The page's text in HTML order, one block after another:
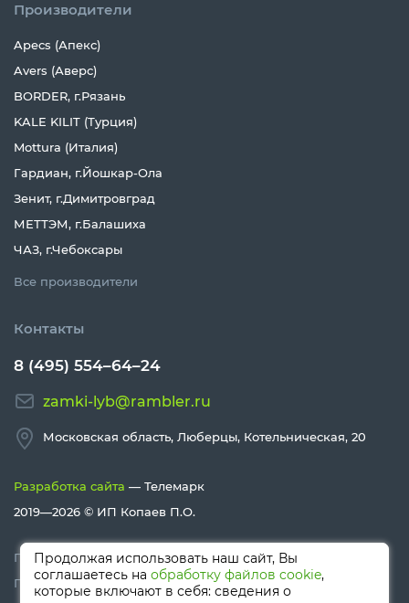
Производители
Apecs (Апекс)
Avers (Аверс)
BORDER, г.Рязань
KALE KILIT (Турция)
Mottura (Италия)
Гардиан, г.Йошкар-Ола
Зенит, г.Димитровград
МЕТТЭМ, г.Балашиха
ЧАЗ, г.Чебоксары
Все производители
Контакты
8 (495) 554–64–24
zamki-lyb@rambler.ru
Московская область, Люберцы, Котельническая, 20
Разработка сайта — Телемарк
2019—2026 © ИП Копаев П.О.
Политика конфиденциальности
Политика Cookies
Продолжая использовать наш сайт, Вы
соглашаетесь наобработку файлов cookie,
которые включают в себя: сведения о